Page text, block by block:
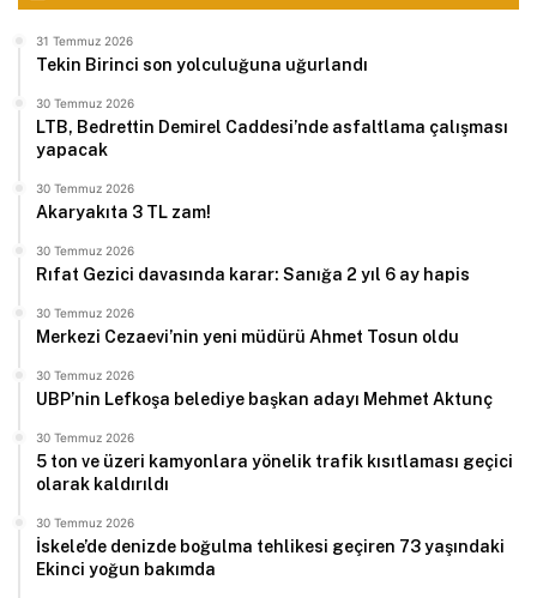
31 Temmuz 2026
Tekin Birinci son yolculuğuna uğurlandı
30 Temmuz 2026
LTB, Bedrettin Demirel Caddesi’nde asfaltlama çalışması
yapacak
30 Temmuz 2026
Akaryakıta 3 TL zam!
30 Temmuz 2026
Rıfat Gezici davasında karar: Sanığa 2 yıl 6 ay hapis
30 Temmuz 2026
Merkezi Cezaevi’nin yeni müdürü Ahmet Tosun oldu
30 Temmuz 2026
UBP’nin Lefkoşa belediye başkan adayı Mehmet Aktunç
30 Temmuz 2026
5 ton ve üzeri kamyonlara yönelik trafik kısıtlaması geçici
olarak kaldırıldı
30 Temmuz 2026
İskele’de denizde boğulma tehlikesi geçiren 73 yaşındaki
Ekinci yoğun bakımda